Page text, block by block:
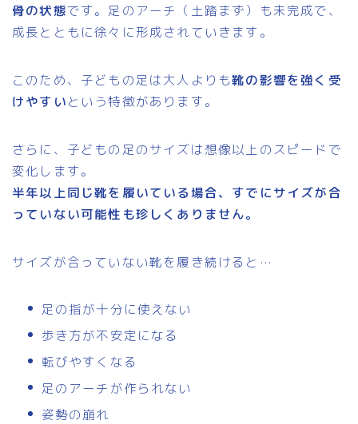
骨の状態です。足のアーチ（土踏まず）も未完成で、
成長とともに徐々に形成されていきます。
このため、子どもの足は大人よりも靴の影響を強く受
けやすいという特徴があります。
さらに、子どもの足のサイズは想像以上のスピードで
変化します。
半年以上同じ靴を履いている場合、すでにサイズが合
っていない可能性も珍しくありません。
サイズが合っていない靴を履き続けると…
足の指が十分に使えない
歩き方が不安定になる
転びやすくなる
足のアーチが作られない
姿勢の崩れ